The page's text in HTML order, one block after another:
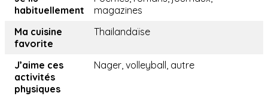
habituellement
magazines
Ma cuisine
favorite
Thailandaïse
J’aime ces
activités
physiques
Nager, volleyball, autre